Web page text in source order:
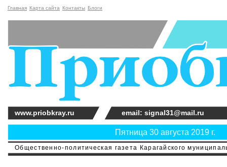
Главная Карта сайта Контакты Блоги
Общественно-политическая газета Карагайского
Пятница 30 августа 2019 г.
www.priobkray.ru email: signal31@mail.ru